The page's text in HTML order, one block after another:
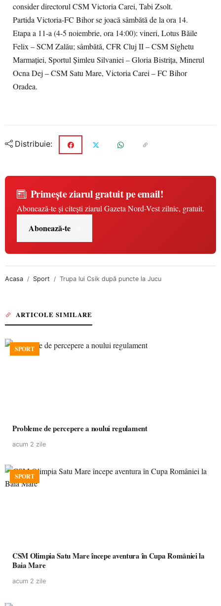
consider directorul CSM Victoria Carei, Tabi Zsolt.
Partida Victoria-FC Bihor se joacă sâmbătă de la ora 14.
Etapa a 11-a (4-5 noiembrie, ora 14:00): vineri, Lotus Băile
Felix – SCM Zalău; sâmbătă, CFR Cluj II – CSM Sighetu
Marmației, Sportul Șimleu Silvaniei – Gloria Bistrița, Minerul
Ocna Dej – CSM Satu Mare, Victoria Carei – FC Bihor
Oradea.
Distribuie:
Primește ziarul gratuit pe email!
Abonează-te și citești ziarul Gazeta Nord-Vest zilnic, gratuit.
Abonează-te
Acasa Sport Trupa lui Csik după puncte la Jucu
ARTICOLE SIMILARE
SPORT
Probleme de percepere a noului regulament
acum 2 zile
SPORT
CSM Olimpia Satu Mare începe aventura în Cupa României la
Baia Mare
acum 2 zile